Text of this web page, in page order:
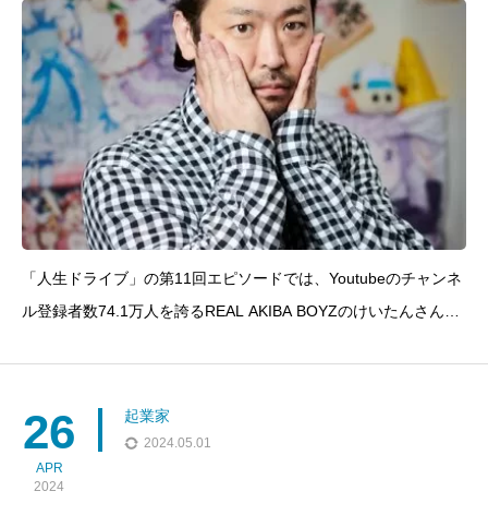
「人生ドライブ」の第11回エピソードでは、Youtubeのチャンネ
ル登録者数74.1万人を誇るREAL AKIBA BOYZのけいたんさんが
月4日(金) “日本武道
26
APR
2024
起業家
2024.05.01